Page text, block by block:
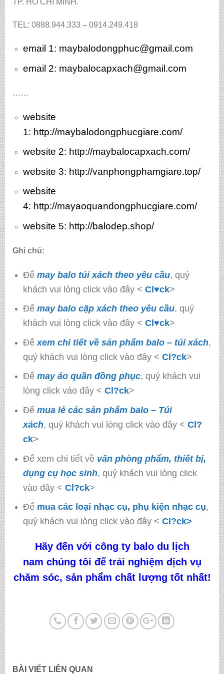
TEL: 0888.944.333 – 0914.249.418
email 1: maybalodongphuc@gmail.com
email 2: maybalocapxach@gmail.com
……
website
1: http://maybalodongphucgiare.com/
website 2: http://maybalocapxach.com/
website 3: http://vanphongphamgiare.top/
website
4: http://mayaoquandongphucgiare.com/
website 5: http://balodep.shop/
Ghi chú:
Để may balo túi xách theo yêu cầu, quý
khách vui lòng click vào đây < Cl♥ck>
Để may balo cặp xách theo yêu cầu, quý
khách vui lòng click vào đây < Cl♥ck>
Để xem chi tiết về sản phẩm balo – túi xách,
quý khách vui lòng click vào đây < Cl?ck>
Để may áo quần đồng phục, quý khách vui
lòng click vào đây < Cl?ck>
Để mua lẻ các sản phẩm balo – Túi
xách, quý khách vui lòng click vào đây < Cl?
ck>
Để xem chi tiết về văn phòng phẩm, thiết bị,
dụng cụ học sinh, quý khách vui lòng click
vào đây < Cl?ck>
Để mua các loại nhạc cụ, phụ kiện nhạc cụ,
quý khách vui lòng click vào đây < Cl?ck>
Hãy đến với công ty balo du lịch
nam chúng tôi để trải nghiệm dịch vụ
chăm sóc, sản phẩm chất lượng tốt nhất!
BÀI VIẾT LIÊN QUAN